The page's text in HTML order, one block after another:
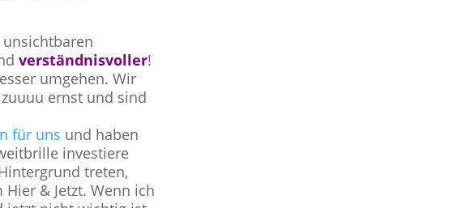
verständnisvoller!
umgehen. Wir
ernst und sind
für uns und haben
investiere
treten,
Hier & Jetzt. Wenn ich